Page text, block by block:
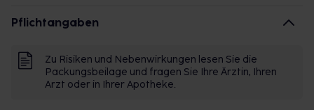
Pflichtangaben
Zu Risiken und Nebenwirkungen lesen Sie die
Packungsbeilage und fragen Sie Ihre Ärztin, Ihren
Arzt oder in Ihrer Apotheke.